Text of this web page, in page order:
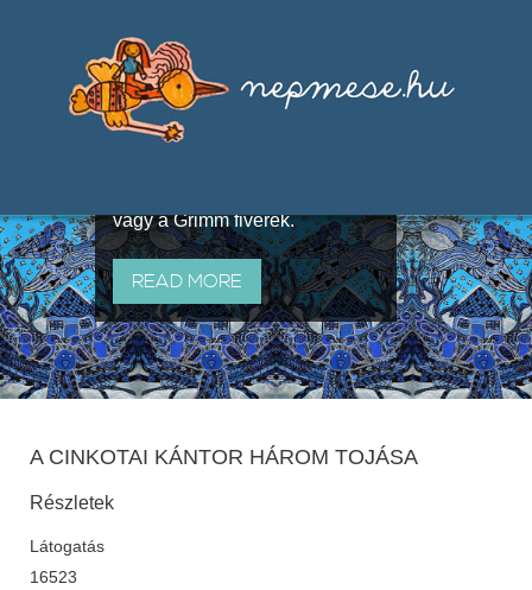
útján terjedő elbeszélésekből,
melyeket olyan ismert gyűjtők
állítottak össze, mint Benedek
vagy a Grimm fivérek.
READ MORE
A CINKOTAI KÁNTOR HÁROM TOJÁSA
Részletek
Látogatás
16523